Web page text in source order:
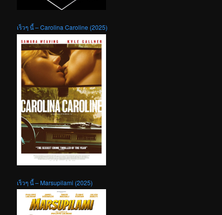
เร็วๆ นี้ – Carolina Caroline (2025)
เร็วๆ นี้ – Marsupilami (2025)